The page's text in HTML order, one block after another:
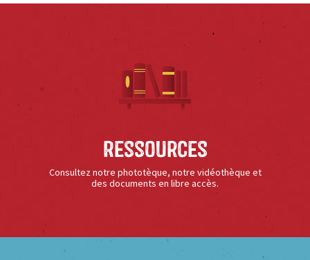
Ressources
Consultez notre phototèque, notre vidéothèque et
des documents en libre accès.